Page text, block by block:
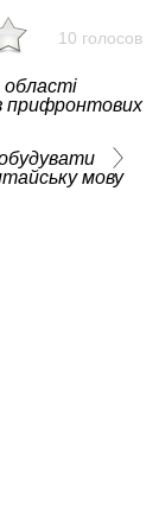
10 голосов
області
прифронтових
мову